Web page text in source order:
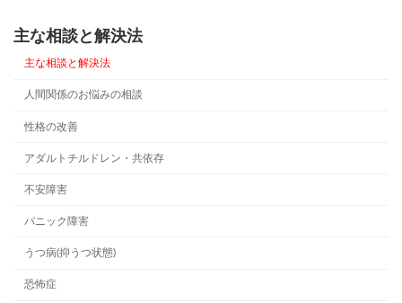
主な相談と解決法
主な相談と解決法
人間関係のお悩みの相談
性格の改善
アダルトチルドレン・共依存
不安障害
パニック障害
うつ病(抑うつ状態)
恐怖症